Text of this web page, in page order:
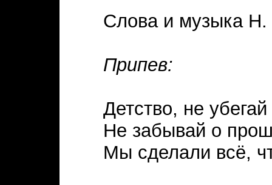
Слова и музыка
Припев:
Детство, не
Не забывай о
Мы сделали всё,